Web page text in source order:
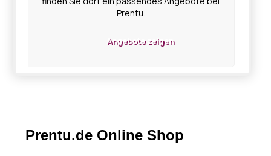
Prentu.
Angebote zeigen
Prentu.de Online Shop